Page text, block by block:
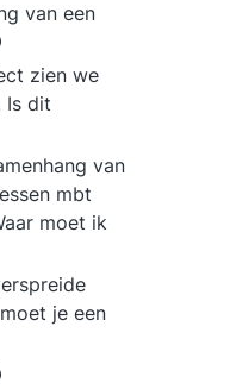
van een
zien we
Is dit
van
mbt
moet ik
je een